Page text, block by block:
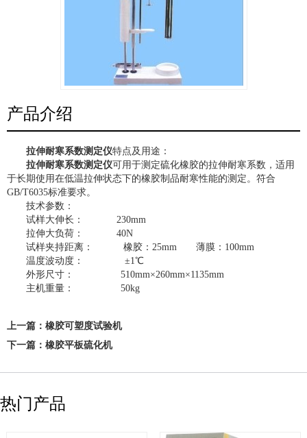
产品介绍
拉伸耐寒系数测定仪特点及用途：
拉伸耐寒系数测定仪可用于测定硫化橡胶的拉伸耐寒系数，适用
于长期使用在低温拉伸状态下的橡胶制品耐寒性能的测定。符合
GB/T6035标准要求。
技术参数：
试样大伸长： 230mm
拉伸大负荷： 40N
试样夹持距离： 橡胶：25mm 薄膜：100mm
温度波动度： ±1℃
外形尺寸： 510mm×260mm×1135mm
主机重量： 50kg
上一篇： 橡胶可塑度试验机
下一篇： 橡胶平板硫化机
热门产品